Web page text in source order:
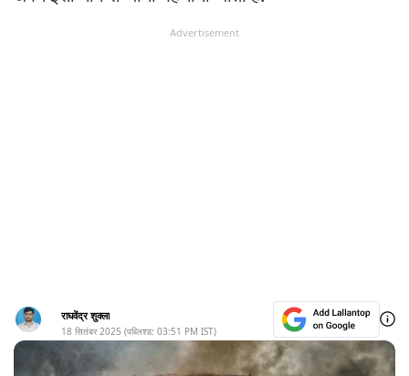
Advertisement
राघवेंद्र शुक्ला
18 सितंबर 2025 (पब्लिश्ड: 03:51 PM IST)